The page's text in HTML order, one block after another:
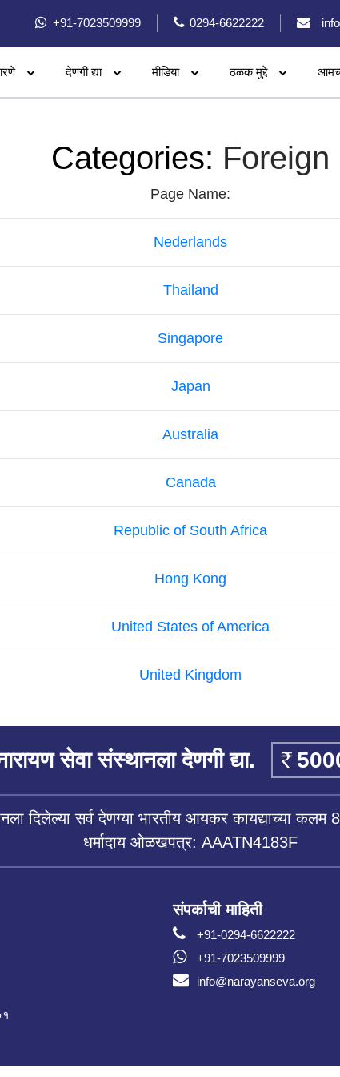
+91-7023509999 0294-6622222
देणगी द्या मीडिया ठळक मुद्दे
Categories: Foreign
Page Name:
Nederlands
Thailand
Singapore
Japan
Australia
Canada
Republic of South Africa
Hong Kong
United States of America
United Kingdom
सेवा संस्थानला देणगी द्या.
दिलेल्या सर्व देणग्या भारतीय आयकर कायद्याच्या
धर्मादाय ओळखपत्र: AAATN4183F
संपर्काची माहिती
+91-0294-6622222
+91-7023509999
info@narayanseva.org